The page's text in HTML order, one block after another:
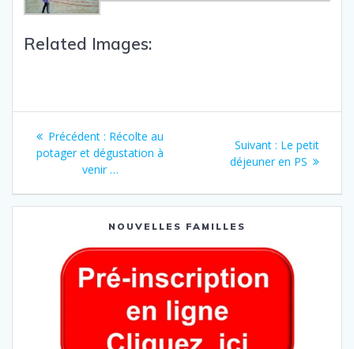
Related Images:
Précédent : Récolte au
potager et dégustation à
venir …
Suivant : Le petit
déjeuner en PS
NOUVELLES FAMILLES